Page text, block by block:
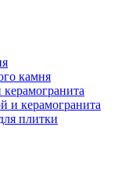
камня
и керамогранита
плитки